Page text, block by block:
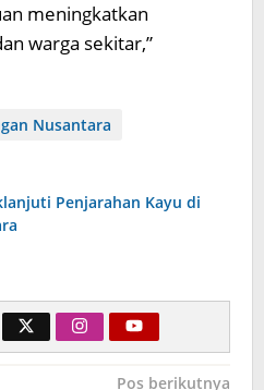
meningkatkan
warga sekitar,”
Nusantara
Penjarahan Kayu di
Pos berikutnya